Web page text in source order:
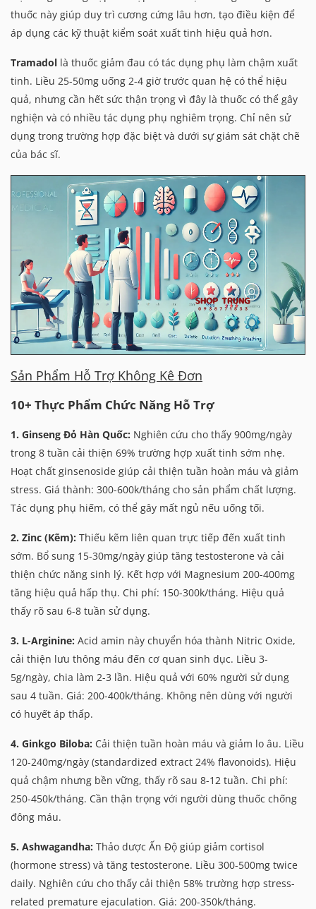
thuốc này giúp duy trì cương cứng lâu hơn, tạo điều kiện để
áp dụng các kỹ thuật kiểm soát xuất tinh hiệu quả hơn.
Tramadol là thuốc giảm đau có tác dụng phụ làm chậm xuất
tinh. Liều 25-50mg uống 2-4 giờ trước quan hệ có thể hiệu
quả, nhưng cần hết sức thận trọng vì đây là thuốc có thể gây
nghiện và có nhiều tác dụng phụ nghiêm trọng. Chỉ nên sử
dụng trong trường hợp đặc biệt và dưới sự giám sát chặt chẽ
của bác sĩ.
Sản Phẩm Hỗ Trợ Không Kê Đơn
10+ Thực Phẩm Chức Năng Hỗ Trợ
1. Ginseng Đỏ Hàn Quốc: Nghiên cứu cho thấy 900mg/ngày
trong 8 tuần cải thiện 69% trường hợp xuất tinh sớm nhẹ.
Hoạt chất ginsenoside giúp cải thiện tuần hoàn máu và giảm
stress. Giá thành: 300-600k/tháng cho sản phẩm chất lượng.
Tác dụng phụ hiếm, có thể gây mất ngủ nếu uống tối.
2. Zinc (Kẽm): Thiếu kẽm liên quan trực tiếp đến xuất tinh
sớm. Bổ sung 15-30mg/ngày giúp tăng testosterone và cải
thiện chức năng sinh lý. Kết hợp với Magnesium 200-400mg
tăng hiệu quả hấp thụ. Chi phí: 150-300k/tháng. Hiệu quả
thấy rõ sau 6-8 tuần sử dụng.
3. L-Arginine: Acid amin này chuyển hóa thành Nitric Oxide,
cải thiện lưu thông máu đến cơ quan sinh dục. Liều 3-
5g/ngày, chia làm 2-3 lần. Hiệu quả với 60% người sử dụng
sau 4 tuần. Giá: 200-400k/tháng. Không nên dùng với người
có huyết áp thấp.
4. Ginkgo Biloba: Cải thiện tuần hoàn máu và giảm lo âu. Liều
120-240mg/ngày (standardized extract 24% flavonoids). Hiệu
quả chậm nhưng bền vững, thấy rõ sau 8-12 tuần. Chi phí:
250-450k/tháng. Cần thận trọng với người dùng thuốc chống
đông máu.
5. Ashwagandha: Thảo dược Ấn Độ giúp giảm cortisol
(hormone stress) và tăng testosterone. Liều 300-500mg twice
daily. Nghiên cứu cho thấy cải thiện 58% trường hợp stress-
related premature ejaculation. Giá: 200-350k/tháng.